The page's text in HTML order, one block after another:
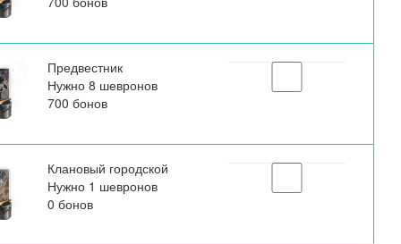
Предвестник
Нужно 8 шевронов
700 бонов
Клановый городской
Нужно 1 шевронов
0 бонов